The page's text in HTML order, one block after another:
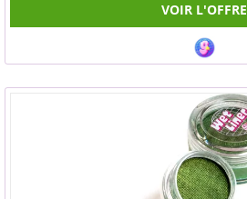
VOIR L'OFFRE